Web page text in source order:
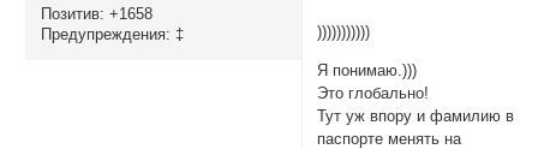
Позитив: +1658
Предупреждения: ‡ )))))))))))
Я понимаю.)))
Это глобально!
Тут уж впору и фамилию в
паспорте менять на